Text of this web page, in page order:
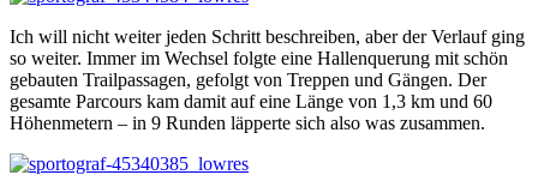
Ich will nicht weiter jeden Schritt beschreiben, aber der Verlauf ging
so weiter. Immer im Wechsel folgte eine Hallenquerung mit schön
gebauten Trailpassagen, gefolgt von Treppen und Gängen. Der
gesamte Parcours kam damit auf eine Länge von 1,3 km und 60
Höhenmetern – in 9 Runden läpperte sich also was zusammen.